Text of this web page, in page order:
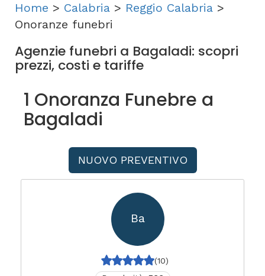
Home > Calabria > Reggio Calabria >
Onoranze funebri
Agenzie funebri a Bagaladi: scopri
prezzi, costi e tariffe
1 Onoranza Funebre a
Bagaladi
NUOVO PREVENTIVO
Ba
(10)